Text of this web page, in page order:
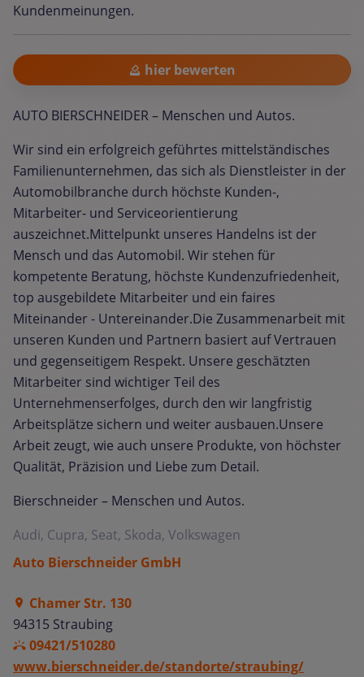
Kundenmeinungen.
hier bewerten
AUTO BIERSCHNEIDER – Menschen und Autos.
Wir sind ein erfolgreich geführtes mittelständisches
Familienunternehmen, das sich als Dienstleister in der
Automobilbranche durch höchste Kunden-,
Mitarbeiter- und Serviceorientierung
auszeichnet.Mittelpunkt unseres Handelns ist der
Mensch und das Automobil. Wir stehen für
kompetente Beratung, höchste Kundenzufriedenheit,
top ausgebildete Mitarbeiter und ein faires
Miteinander - Untereinander.Die Zusammenarbeit mit
unseren Kunden und Partnern basiert auf Vertrauen
und gegenseitigem Respekt. Unsere geschätzten
Mitarbeiter sind wichtiger Teil des
Unternehmenserfolges, durch den wir langfristig
Arbeitsplätze sichern und weiter ausbauen.Unsere
Arbeit zeugt, wie auch unsere Produkte, von höchster
Qualität, Präzision und Liebe zum Detail.
Bierschneider – Menschen und Autos.
Audi, Cupra, Seat, Skoda, Volkswagen
Auto Bierschneider GmbH
Chamer Str. 130
94315 Straubing
09421/510280
www.bierschneider.de/standorte/straubing/